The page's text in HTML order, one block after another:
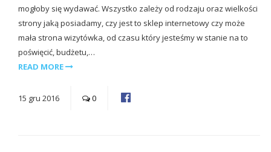
mogłoby się wydawać. Wszystko zależy od rodzaju oraz wielkości
strony jaką posiadamy, czy jest to sklep internetowy czy może
mała strona wizytówka, od czasu który jesteśmy w stanie na to
poświęcić, budżetu,…
READ MORE
15 gru 2016 0